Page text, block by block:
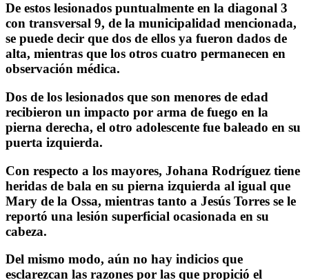
De estos lesionados puntualmente en la diagonal 3
con transversal 9, de la municipalidad mencionada,
se puede decir que dos de ellos ya fueron dados de
alta, mientras que los otros cuatro permanecen en
observación médica.
Dos de los lesionados que son menores de edad
recibieron un impacto por arma de fuego en la
pierna derecha, el otro adolescente fue baleado en su
puerta izquierda.
Con respecto a los mayores, Johana Rodríguez tiene
heridas de bala en su pierna izquierda al igual que
Mary de la Ossa, mientras tanto a Jesús Torres se le
reportó una lesión superficial ocasionada en su
cabeza.
Del mismo modo, aún no hay indicios que
esclarezcan las razones por las que propició el